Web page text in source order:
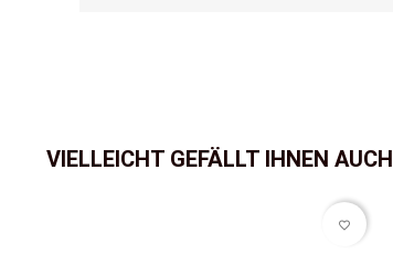
VIELLEICHT GEFÄLLT IHNEN AUCH
favorite_border